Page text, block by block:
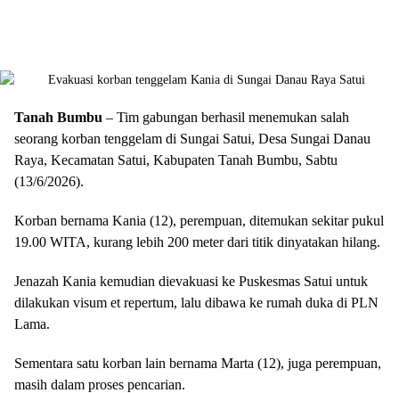
Tanah Bumbu – Tim gabungan berhasil menemukan salah
seorang korban tenggelam di Sungai Satui, Desa Sungai Danau
Raya, Kecamatan Satui, Kabupaten Tanah Bumbu, Sabtu
(13/6/2026).
Korban bernama Kania (12), perempuan, ditemukan sekitar pukul
19.00 WITA, kurang lebih 200 meter dari titik dinyatakan hilang.
Jenazah Kania kemudian dievakuasi ke Puskesmas Satui untuk
dilakukan visum et repertum, lalu dibawa ke rumah duka di PLN
Lama.
Sementara satu korban lain bernama Marta (12), juga perempuan,
masih dalam proses pencarian.